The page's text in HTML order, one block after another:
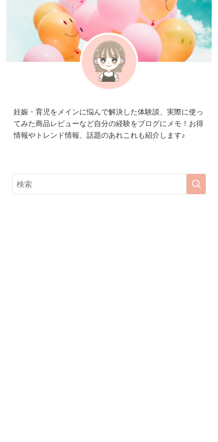
妊娠・育児をメインに悩んで解決した体験談、実際に使っ
てみた商品レビューなど自分の経験をブログにメモ！お得
情報やトレンド情報、話題のあれこれも紹介します♪